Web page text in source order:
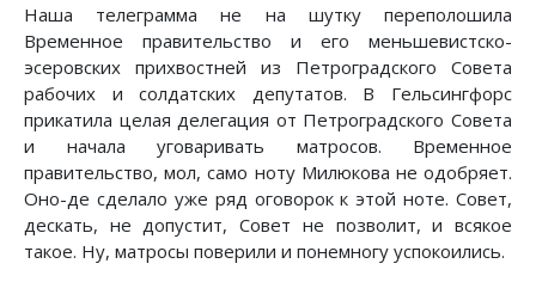
Наша телеграмма не на шутку переполошила
Временное правительство и его меньшевистско-
эсеровских прихвостней из Петроградского Совета
рабочих и солдатских депутатов. В Гельсингфорс
прикатила целая делегация от Петроградского Совета
и начала уговаривать матросов. Временное
правительство, мол, само ноту Милюкова не одобряет.
Оно-де сделало уже ряд оговорок к этой ноте. Совет,
дескать, не допустит, Совет не позволит, и всякое
такое. Ну, матросы поверили и понемногу успокоились.